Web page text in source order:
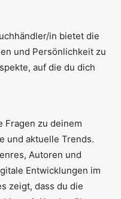
in bietet die
und Persönlichkeit zu
auf die du dich
Fragen zu deinem
und aktuelle Trends.
Autoren und
Entwicklungen im
zeigt, dass du die